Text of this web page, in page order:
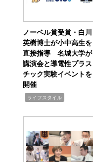
ノーベル賞受賞・白川
英樹博士が小中高生を
直接指導 名城大学が
講演会と導電性プラス
チック実験イベントを
開催
ライフスタイル